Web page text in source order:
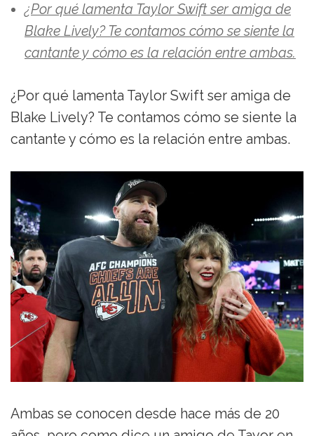
¿Por qué lamenta Taylor Swift ser amiga de
Blake Lively? Te contamos cómo se siente la
cantante y cómo es la relación entre ambas.
¿Por qué lamenta Taylor Swift ser amiga de
Blake Lively? Te contamos cómo se siente la
cantante y cómo es la relación entre ambas.
Ambas se conocen desde hace más de 20